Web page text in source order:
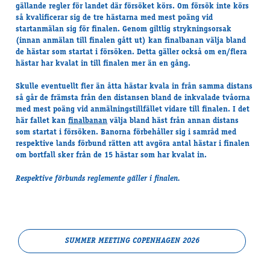
gällande regler för landet där försöket körs. Om försök inte körs
så kvalificerar sig de tre hästarna med mest poäng vid
startanmälan sig för finalen. Genom giltlig strykningsorsak
(innan anmälan till finalen gått ut) kan finalbanan välja bland
de hästar som startat i försöken. Detta gäller också om en/flera
hästar har kvalat in till finalen mer än en gång.
Skulle eventuellt fler än åtta hästar kvala in från samma distans
så går de främsta från den distansen bland de inkvalade tvåorna
med mest poäng vid anmälningstillfället vidare till finalen. I det
här fallet kanfinalbanan välja bland häst från annan distans
som startat i försöken. Banorna förbehåller sig i samråd med
respektive lands förbund rätten att avgöra antal hästar i finalen
om bortfall sker från de 15 hästar som har kvalat in.
Respektive förbunds reglemente gäller i finalen.
SUMMER MEETING COPENHAGEN 2026